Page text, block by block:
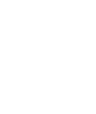
визитов.